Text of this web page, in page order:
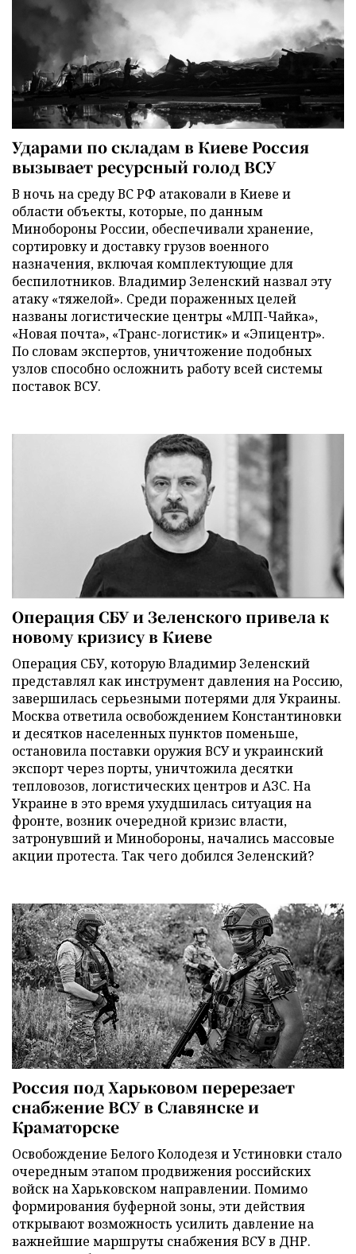
Ударами по складам в Киеве Россия
вызывает ресурсный голод ВСУ
В ночь на среду ВС РФ атаковали в Киеве и
области объекты, которые, по данным
Минобороны России, обеспечивали хранение,
сортировку и доставку грузов военного
назначения, включая комплектующие для
беспилотников. Владимир Зеленский назвал эту
атаку «тяжелой». Среди пораженных целей
названы логистические центры «МЛП-Чайка»,
«Новая почта», «Транс-логистик» и «Эпицентр».
По словам экспертов, уничтожение подобных
узлов способно осложнить работу всей системы
поставок ВСУ.
Операция СБУ и Зеленского привела к
новому кризису в Киеве
Операция СБУ, которую Владимир Зеленский
представлял как инструмент давления на Россию,
завершилась серьезными потерями для Украины.
Москва ответила освобождением Константиновки
и десятков населенных пунктов поменьше,
остановила поставки оружия ВСУ и украинский
экспорт через порты, уничтожила десятки
тепловозов, логистических центров и АЗС. На
Украине в это время ухудшилась ситуация на
фронте, возник очередной кризис власти,
затронувший и Минобороны, начались массовые
акции протеста. Так чего добился Зеленский?
Россия под Харьковом перерезает
снабжение ВСУ в Славянске и
Краматорске
Освобождение Белого Колодезя и Устиновки стало
очередным этапом продвижения российских
войск на Харьковском направлении. Помимо
формирования буферной зоны, эти действия
открывают возможность усилить давление на
важнейшие маршруты снабжения ВСУ в ДНР.